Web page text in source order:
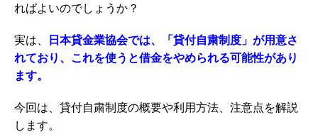
ればよいのでしょうか？
実は、
日本貸金業協会では、「貸付自粛制度」が用意さ
れており、これを使うと借金をやめられる可能性があり
ます。
今回は、貸付自粛制度の概要や利用方法、注意点を解説
します。